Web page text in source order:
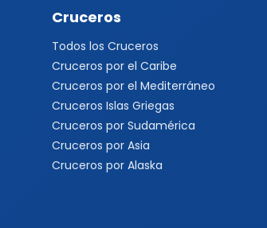
Cruceros
Todos los Cruceros
Cruceros por el Caribe
Cruceros por el Mediterráneo
Cruceros Islas Griegas
Cruceros por Sudamérica
Cruceros por Asia
Cruceros por Alaska